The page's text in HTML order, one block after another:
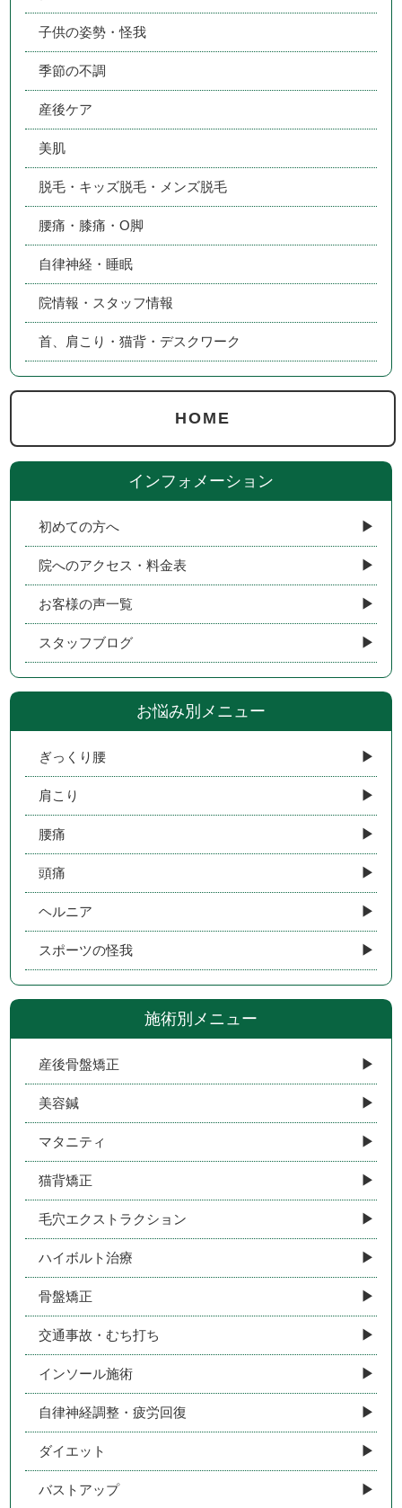
子供の姿勢・怪我
季節の不調
産後ケア
美肌
脱毛・キッズ脱毛・メンズ脱毛
腰痛・膝痛・O脚
自律神経・睡眠
院情報・スタッフ情報
首、肩こり・猫背・デスクワーク
HOME
インフォメーション
初めての方へ
院へのアクセス・料金表
お客様の声一覧
スタッフブログ
お悩み別メニュー
ぎっくり腰
肩こり
腰痛
頭痛
ヘルニア
スポーツの怪我
施術別メニュー
産後骨盤矯正
美容鍼
マタニティ
猫背矯正
毛穴エクストラクション
ハイボルト治療
骨盤矯正
交通事故・むち打ち
インソール施術
自律神経調整・疲労回復
ダイエット
バストアップ